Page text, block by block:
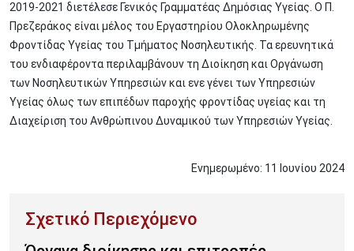
2019-2021 διετέλεσε Γενικός Γραμματέας Δημόσιας Υγείας. Ο Π.
Πρεζεράκος είναι μέλος του Εργαστηρίου Ολοκληρωμένης
Φροντίδας Υγείας του Τμήματος Νοσηλευτικής. Τα ερευνητικά
του ενδιαφέροντα περιλαμβάνουν τη Διοίκηση και Οργάνωση
των Νοσηλευτικών Υπηρεσιών και ενε γένει των Υπηρεσιών
Υγείας όλως των επιπέδων παροχής φροντίδας υγείας και τη
Διαχείριση του Ανθρώπινου Δυναμικού των Υπηρεσιών Υγείας.
Ενημερωμένο: 11 Ιουνίου 2024